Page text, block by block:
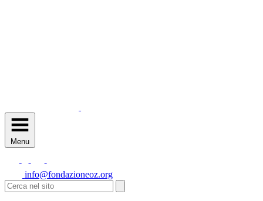
Menu
info@fondazioneoz.org